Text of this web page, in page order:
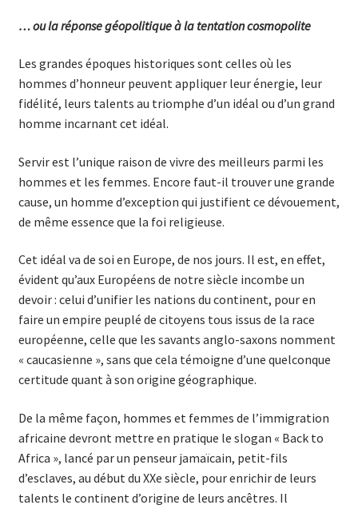
… ou la réponse géopolitique à la tentation cosmopolite
Les grandes époques historiques sont celles où les
hommes d’honneur peuvent appliquer leur énergie, leur
fidélité, leurs talents au triomphe d’un idéal ou d’un grand
homme incarnant cet idéal.
Servir est l’unique raison de vivre des meilleurs parmi les
hommes et les femmes. Encore faut-il trouver une grande
cause, un homme d’exception qui justifient ce dévouement,
de même essence que la foi religieuse.
Cet idéal va de soi en Europe, de nos jours. Il est, en effet,
évident qu’aux Européens de notre siècle incombe un
devoir : celui d’unifier les nations du continent, pour en
faire un empire peuplé de citoyens tous issus de la race
européenne, celle que les savants anglo-saxons nomment
« caucasienne », sans que cela témoigne d’une quel­conque
certitude quant à son origine géographique.
De la même façon, hommes et femmes de l’immigration
africaine devront mettre en pratique le slogan « Back to
Africa », lancé par un penseur jamaïcain, petit-fils
d’esclaves, au début du XXe siècle, pour enrichir de leurs
talents le continent d’origine de leurs ancêtres. Il